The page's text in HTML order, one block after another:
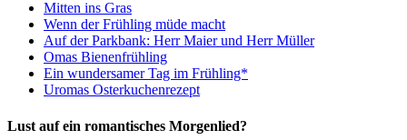
Mitten ins Gras
Wenn der Frühling müde macht
Auf der Parkbank: Herr Maier und Herr Müller
Omas Bienenfrühling
Ein wundersamer Tag im Frühling*
Uromas Osterkuchenrezept
Lust auf ein romantisches Morgenlied?